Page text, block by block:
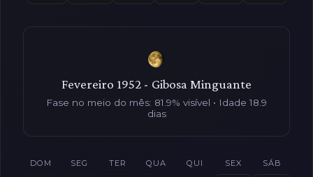
Fevereiro 1952 - Gibosa Minguante
Fase no meio do mês: 81.9% visível • Idade 18.9
dias
DOM SEG TER QUA QUI SEX SÁB